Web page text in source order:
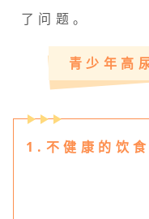
了问题。
青少年高
1.不健康的饮